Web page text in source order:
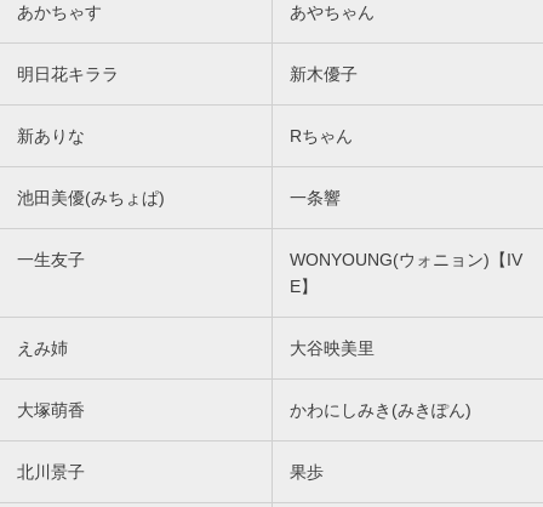
あかちゃす あやちゃん
明日花キララ 新木優子
新ありな Rちゃん
池田美優(みちょぱ) 一条響
一生友子
WONYOUNG(ウォニョン)【IV
E】
えみ姉 大谷映美里
大塚萌香 かわにしみき(みきぽん)
北川景子 果歩